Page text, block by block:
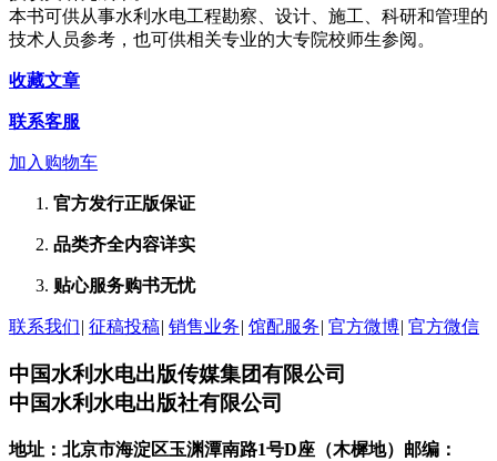
本书可供从事水利水电工程勘察、设计、施工、科研和管理的
技术人员参考，也可供相关专业的大专院校师生参阅。
收藏文章
联系客服
加入购物车
官方发行正版保证
品类齐全内容详实
贴心服务购书无忧
联系我们| 征稿投稿| 销售业务| 馆配服务| 官方微博| 官方微信
中国水利水电出版传媒集团有限公司
中国水利水电出版社有限公司
地址：北京市海淀区玉渊潭南路1号D座（木樨地） 邮编：